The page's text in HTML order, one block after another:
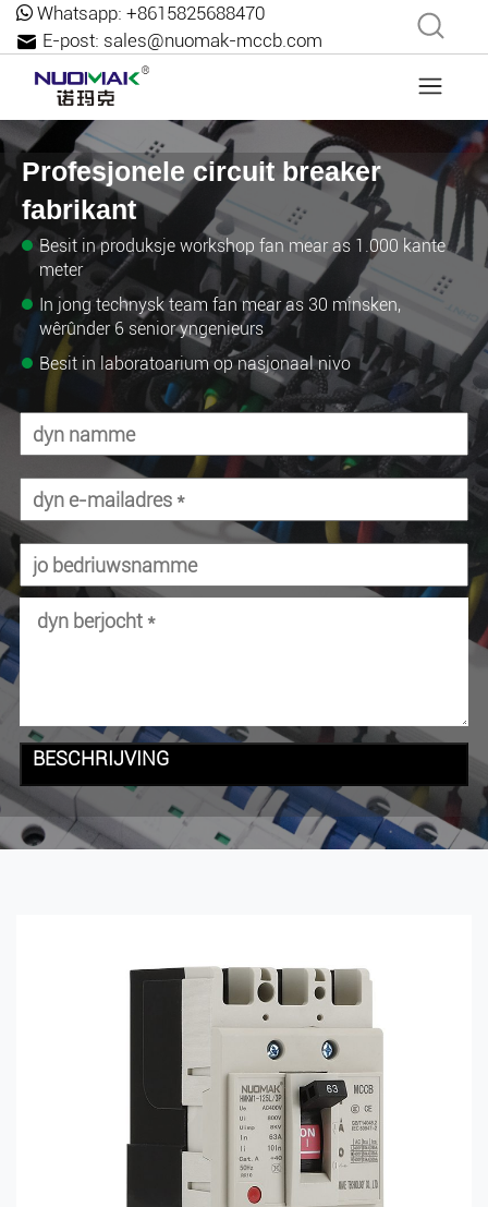
Whatsapp: +8615825688470
E-post: sales@nuomak-mccb.com
Profesjonele circuit breaker
fabrikant
Besit in produksje workshop fan mear as 1.000 kante
meter
In jong technysk team fan mear as 30 minsken,
wêrûnder 6 senior yngenieurs
Besit in laboratoarium op nasjonaal nivo
BESCHRIJVING